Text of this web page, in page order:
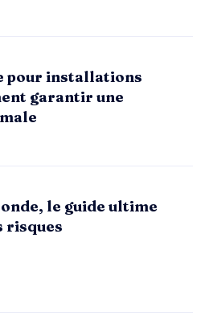
pour installations
garantir une
le guide ultime
risques